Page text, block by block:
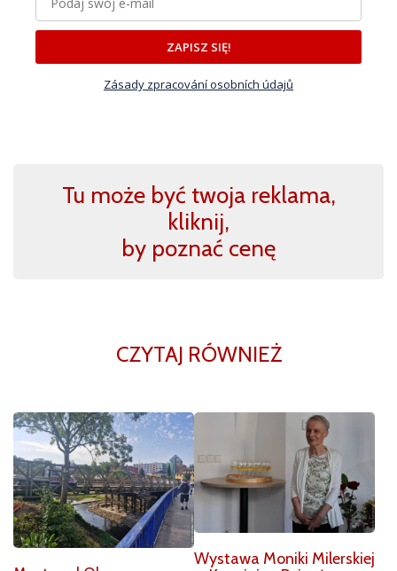
ZAPISZ SIĘ!
Zásady zpracování osobních údajů
Tu może być twoja reklama,
kliknij,
by poznać cenę
CZYTAJ RÓWNIEŻ
Wystawa Moniki Milerskiej